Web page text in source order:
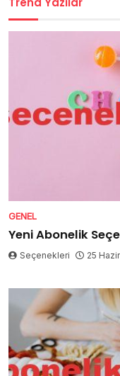
GENEL
Yeni Abonelik
Seçenekleri 25